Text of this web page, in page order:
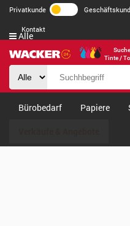
Privatkunde
Kontakt
Suche
Tinte /
Alle
Bürobedarf Papiere